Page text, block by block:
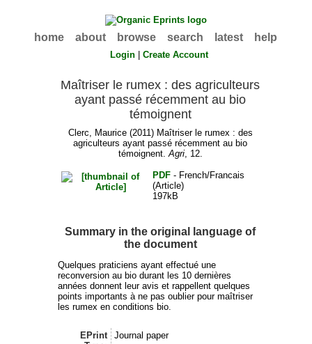
home about browse search latest help
Login |Create Account
Maîtriser le rumex : des agriculteurs
ayant passé récemment au bio
témoignent
Clerc, Maurice(2011) Maîtriser le rumex : des
agriculteurs ayant passé récemment au bio
témoignent.Agri, 12.
PDF - French/Francais
(Article)
197kB
Summary in the original language of
the document
Quelques praticiens ayant effectué une
reconversion au bio durant les 10 dernières
années donnent leur avis et rappellent quelques
points importants à ne pas oublier pour maîtriser
les rumex en conditions bio.
EPrint
Journal paper